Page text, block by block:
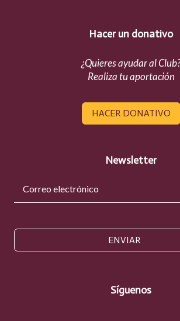
Hacer un donativo
¿Quieres ayudar al Club?
Realiza tu aportación
HACER DONATIVO
Newsletter
ENVIAR
Síguenos